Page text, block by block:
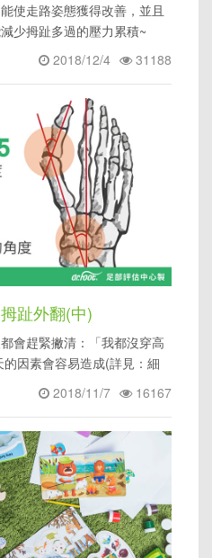
使走路姿態獲得改善，並且
少拇趾多過的壓力累積~
31188
2018/12/4
趾外翻(中)
會趕緊撇清：「我都沒穿高
因素會容易造成(詳見：細
16167
2018/11/7